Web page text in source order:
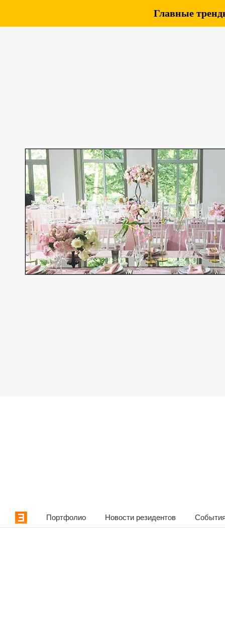
Главные
Портфолио Новости резидентов